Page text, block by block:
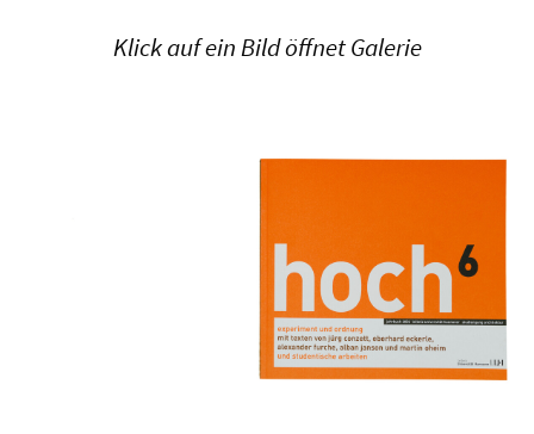
Klick auf ein Bild öffnet Galerie